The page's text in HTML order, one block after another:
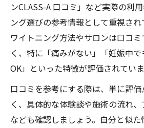
ンCLASS-A 口コミ」など実際の利
ング選びの参考情報として重視さ
ワイトニング方法やサロンは口コ
く、特に「痛みがない」「妊娠中
OK」といった特徴が評価されていま
口コミを参考にする際は、単に評
く、具体的な体験談や施術の流れ
なども確認しましょう。自分と似